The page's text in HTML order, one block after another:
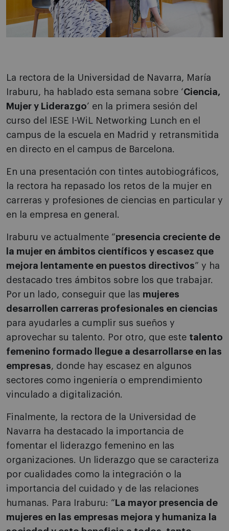
La rectora de la Universidad de Navarra, María
Iraburu, ha hablado esta semana sobre ‘Ciencia,
Mujer y Liderazgo’ en la primera sesión del
curso del IESE I-WiL Networking Lunch en el
campus de la escuela en Madrid y retransmitida
en directo en el campus de Barcelona.
En una presentación con tintes autobiográficos,
la rectora ha repasado los retos de la mujer en
carreras y profesiones de ciencias en particular y
en la empresa en general.
Iraburu ve actualmente “presencia creciente de
la mujer en ámbitos científicos y escasez que
mejora lentamente en puestos directivos” y ha
destacado tres ámbitos sobre los que trabajar.
Por un lado, conseguir que las mujeres
desarrollen carreras profesionales en ciencias
para ayudarles a cumplir sus sueños y
aprovechar su talento. Por otro, que este talento
femenino formado llegue a desarrollarse en las
empresas, donde hay escasez en algunos
sectores como ingeniería o emprendimiento
vinculado a digitalización.
Finalmente, la rectora de la Universidad de
Navarra ha destacado la importancia de
fomentar el liderazgo femenino en las
organizaciones. Un liderazgo que se caracteriza
por cualidades como la integración o la
importancia del cuidado y de las relaciones
humanas. Para Iraburu: “ La mayor presencia de
mujeres en las empresas mejora y humaniza la